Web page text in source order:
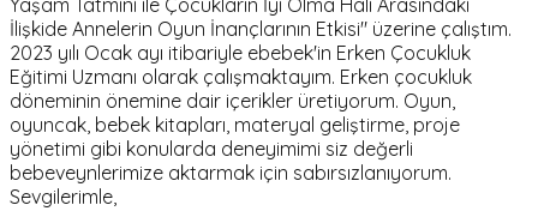
Yaşam Tatmini ile Çocukların İyi Olma Hali Arasındaki
İlişkide Annelerin Oyun İnançlarının Etkisi" üzerine çalıştım.
2023 yılı Ocak ayı itibariyle ebebek'in Erken Çocukluk
Eğitimi Uzmanı olarak çalışmaktayım. Erken çocukluk
döneminin önemine dair içerikler üretiyorum. Oyun,
oyuncak, bebek kitapları, materyal geliştirme, proje
yönetimi gibi konularda deneyimimi siz değerli
bebeveynlerimize aktarmak için sabırsızlanıyorum.
Sevgilerimle,